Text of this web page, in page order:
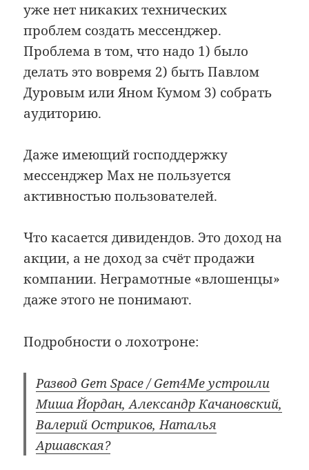
уже нет никаких технических
проблем создать мессенджер.
Проблема в том, что надо 1) было
делать это вовремя 2) быть Павлом
Дуровым или Яном Кумом 3) собрать
аудиторию.
Даже имеющий господдержку
мессенджер Max не пользуется
активностью пользователей.
Что касается дивидендов. Это доход на
акции, а не доход за счёт продажи
компании. Неграмотные «влошенцы»
даже этого не понимают.
Подробности о лохотроне:
Развод Gem Space / Gem4Me устроили
Миша Йордан, Александр Качановский,
Валерий Остриков, Наталья
Аршавская?